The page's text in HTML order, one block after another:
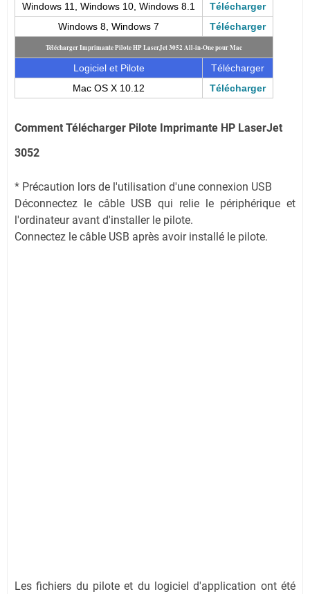
Windows 11, Windows 10, Windows 8.1
Télécharger
Windows 8, Windows 7
Télécharger
Télécharger Imprimante Pilote HP LaserJet 3052 All-in-One pour Mac
Logiciel et Pilote
Télécharger
Mac OS X 10.12
Télécharger
Comment Télécharger Pilote Imprimante HP LaserJet
3052
* Précaution lors de l'utilisation d'une connexion USB
Déconnectez le câble USB qui relie le périphérique et
l'ordinateur avant d'installer le pilote.
Connectez le câble USB après avoir installé le pilote.
Les fichiers du pilote et du logiciel d'application ont été